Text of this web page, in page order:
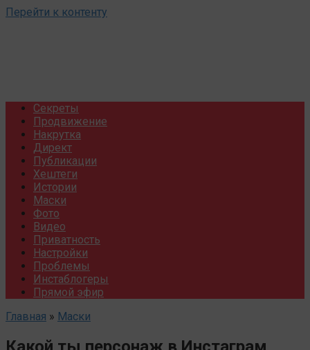
Перейти к контенту
Секреты
Продвижение
Накрутка
Директ
Публикации
Хештеги
Истории
Маски
Фото
Видео
Приватность
Настройки
Проблемы
Инстаблогеры
Прямой эфир
Главная » Маски